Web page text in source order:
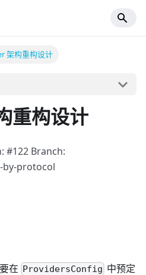
架构重构设计
重构设计
#122 Branch:
protocol
在 ProvidersConfig 中预定